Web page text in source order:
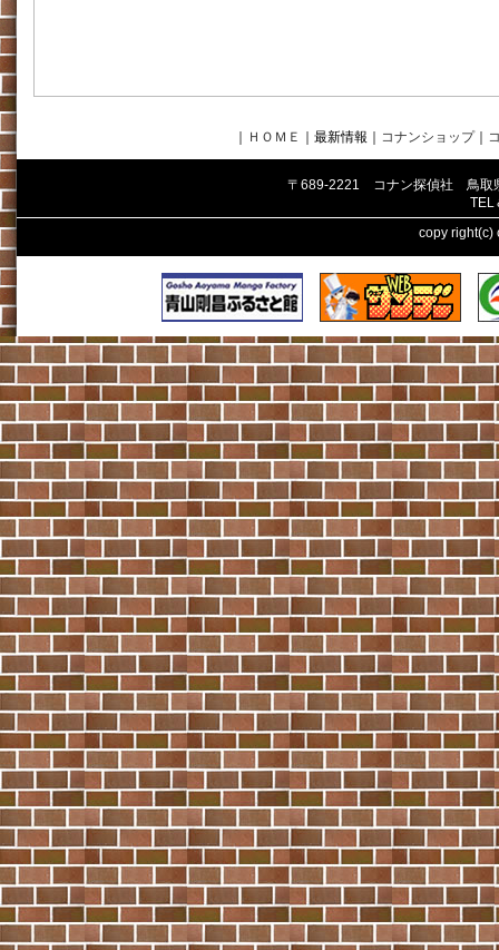
ＨＯＭＥ ｜最新情報 コナンショップ｜
〒689-2221 コナン探偵社 鳥取
TEL
copy right(c)